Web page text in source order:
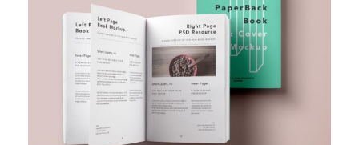
BUSINESS FUNDING